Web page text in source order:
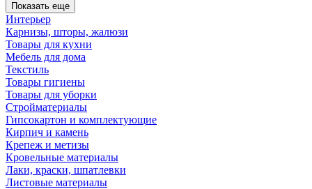
Показать еще
Интерьер
Карнизы, шторы, жалюзи
Товары для кухни
Мебель для дома
Текстиль
Товары гигиены
Товары для уборки
Стройматериалы
Гипсокартон и комплектующие
Кирпич и камень
Крепеж и метизы
Кровельные материалы
Лаки, краски, шпатлевки
Листовые материалы